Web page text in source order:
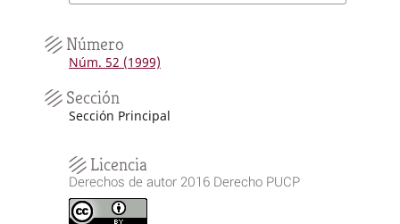
Número
Núm. 52 (1999)
Sección
Sección Principal
Licencia
Derechos de autor 2016 Derecho PUCP